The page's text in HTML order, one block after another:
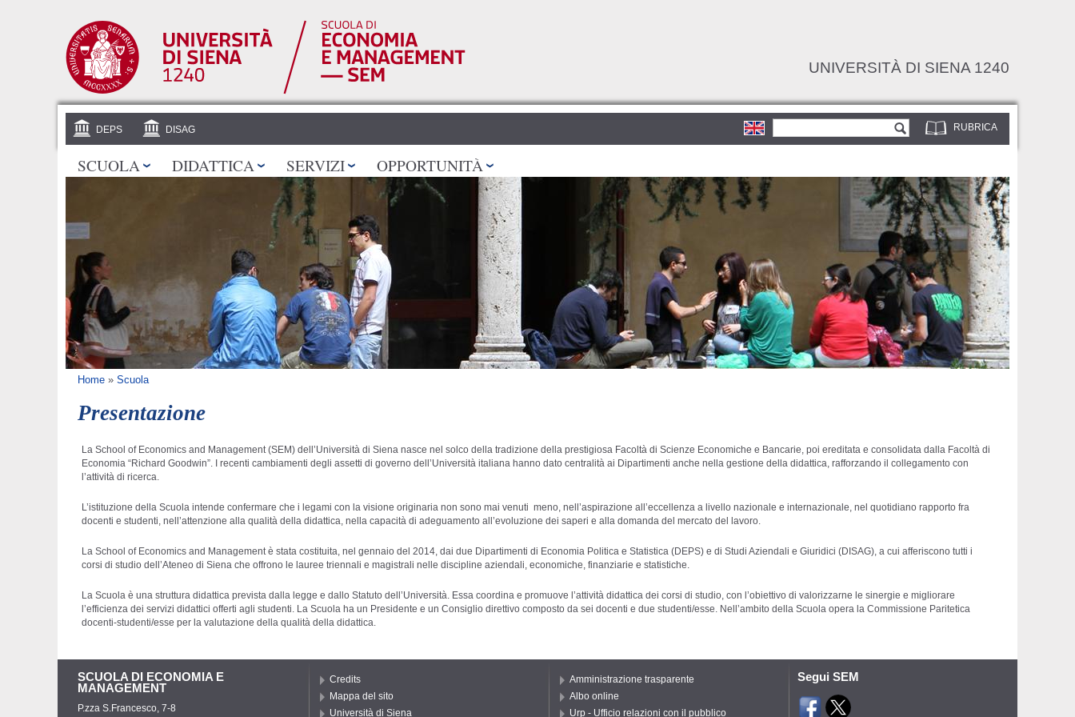
UNIVERSITÀ DI SIENA 1240
RUBRICA
Form di ricerca
DEPS DISAG
SCUOLA DIDATTICA SERVIZI OPPORTUNITÀ
Tu sei qui
Home » Scuola
Presentazione
La School of Economics and Management (SEM) dell’Università di Siena nasce nel solco della tradizione della prestigiosa Facoltà di Scienze Economiche e Bancarie, poi ereditata e consolidata dalla Facoltà di
Economia “Richard Goodwin”. I recenti cambiamenti degli assetti di governo dell’Università italiana hanno dato centralità ai Dipartimenti anche nella gestione della didattica, rafforzando il collegamento con
l’attività di ricerca.
L’istituzione della Scuola intende confermare che i legami con la visione originaria non sono mai venuti meno, nell’aspirazione all’eccellenza a livello nazionale e internazionale, nel quotidiano rapporto fra
docenti e studenti, nell’attenzione alla qualità della didattica, nella capacità di adeguamento all’evoluzione dei saperi e alla domanda del mercato del lavoro.
La School of Economics and Management è stata costituita, nel gennaio del 2014, dai due Dipartimenti di Economia Politica e Statistica (DEPS) e di Studi Aziendali e Giuridici (DISAG), a cui afferiscono tutti i
corsi di studio dell’Ateneo di Siena che offrono le lauree triennali e magistrali nelle discipline aziendali, economiche, finanziarie e statistiche.
La Scuola è una struttura didattica prevista dalla legge e dallo Statuto dell’Università. Essa coordina e promuove l’attività didattica dei corsi di studio, con l’obiettivo di valorizzarne le sinergie e migliorare
l’efficienza dei servizi didattici offerti agli studenti. La Scuola ha un Presidente e un Consiglio direttivo composto da sei docenti e due studenti/esse. Nell’ambito della Scuola opera la Commissione Paritetica
docenti-studenti/esse per la valutazione della qualità della didattica.
SCUOLA DI ECONOMIA E
MANAGEMENT
P.zza S.Francesco, 7-8
Credits
Mappa del sito
Università di Siena
Amministrazione trasparente
Albo online
Urp - Ufficio relazioni con il pubblico
Segui SEM